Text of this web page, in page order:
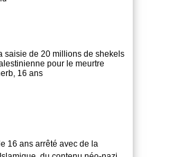
saisie de 20 millions de shekels
pour le meurtre
16 ans
16 ans arrêté avec de la